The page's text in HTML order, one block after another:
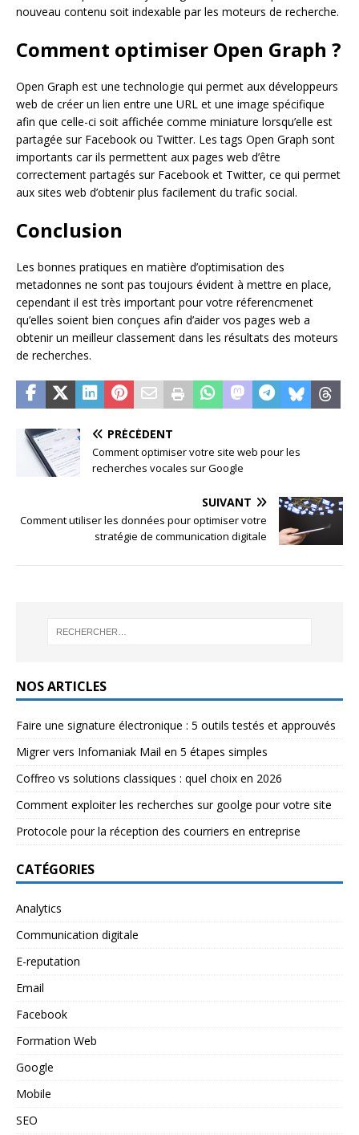
nouveau contenu soit indexable par les moteurs de recherche.
Comment optimiser Open Graph ?
Open Graph est une technologie qui permet aux développeurs
web de créer un lien entre une URL et une image spécifique
afin que celle-ci soit affichée comme miniature lorsqu’elle est
partagée sur Facebook ou Twitter. Les tags Open Graph sont
importants car ils permettent aux pages web d’être
correctement partagés sur Facebook et Twitter, ce qui permet
aux sites web d’obtenir plus facilement du trafic social.
Conclusion
Les bonnes pratiques en matière d’optimisation des
metadonnes ne sont pas toujours évident à mettre en place,
cependant il est très important pour votre réferencmenet
qu’elles soient bien conçues afin d’aider vos pages web a
obtenir un meilleur classement dans les résultats des moteurs
de recherches.
PRÉCÉDENT
Comment optimiser votre site web pour les
recherches vocales sur Google
SUIVANT
Comment utiliser les données pour optimiser votre
stratégie de communication digitale
NOS ARTICLES
Faire une signature électronique : 5 outils testés et approuvés
Migrer vers Infomaniak Mail en 5 étapes simples
Coffreo vs solutions classiques : quel choix en 2026
Comment exploiter les recherches sur goolge pour votre site
Protocole pour la réception des courriers en entreprise
CATÉGORIES
Analytics
Communication digitale
E-reputation
Email
Facebook
Formation Web
Google
Mobile
SEO